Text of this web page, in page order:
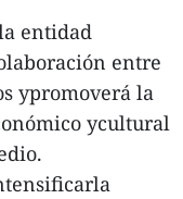
entidad
entre
ypromoverá la
ycultural